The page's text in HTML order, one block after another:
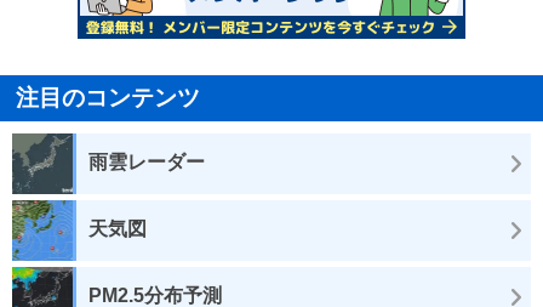
注目のコンテンツ
雨雲レーダー
天気図
PM2.5分布予測